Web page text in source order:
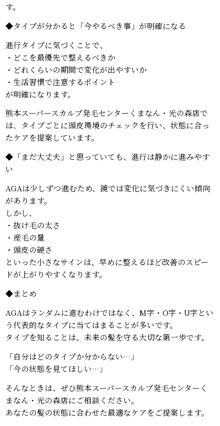
す。
◆タイプが分かると「今やるべき事」が明確になる
進行タイプに気づくことで、
・どこを最優先で整えるべきか
・どれくらいの期間で変化が出やすいか
・生活習慣で注意するポイント
が明確になります。
熊本スーパースカルプ発毛センターくまなん・光の森店で
は、タイプごとに頭皮環境のチェックを行い、状態に合っ
たケアを提案しています。
◆「まだ大丈夫」と思っていても、進行は静かに進みやす
い
AGAは少しずつ進むため、鏡では変化に気づきにくい傾向
があります。
しかし、
・抜け毛の太さ
・産毛の量
・頭皮の硬さ
といった小さなサインは、早めに整えるほど改善のスピー
ドが上がりやすくなります。
◆まとめ
AGAはランダムに進むわけではなく、M字・O字・U字とい
う代表的なタイプに当てはまることが多いです。
タイプを知ることは、未来の髪を守る大切な第一歩です。
「自分はどのタイプか分からない…」
「今の状態を見てほしい…」
そんなときは、ぜひ熊本スーパースカルプ発毛センターく
まなん・光の森店にご相談ください。
あなたの髪の状態に合わせた最適なケアをご提案します。